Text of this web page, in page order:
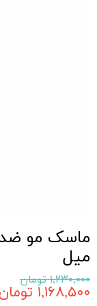
میل
۱,۲۳۰,۰۰۰ تومان
۱,۱۶۸,۵۰۰ تومان